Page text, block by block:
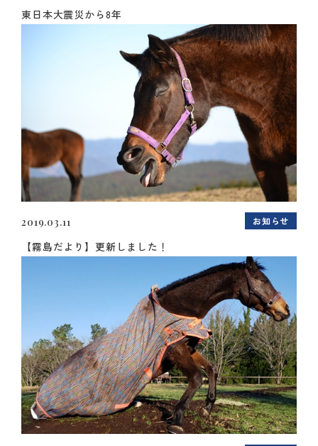
東日本大震災から8年
2019.03.11 お知らせ
【霧島だより】更新しました！